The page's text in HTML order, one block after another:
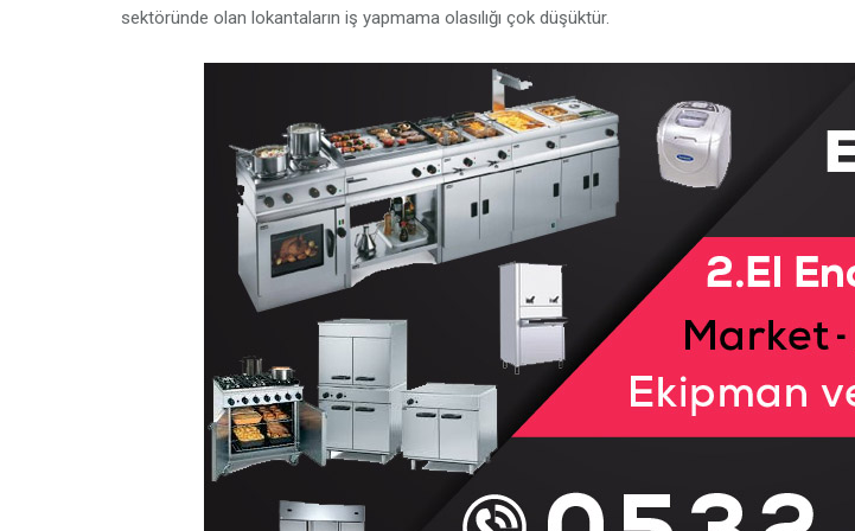
sektöründe olan lokantaların iş yapmama olasılığı çok düşüktür.